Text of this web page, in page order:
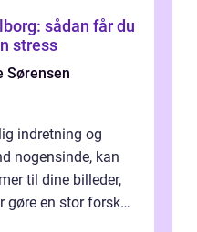
sådan får du
stress
Sørensen
indretning og
nogensinde, kan
til dine billeder,
en stor forskel.